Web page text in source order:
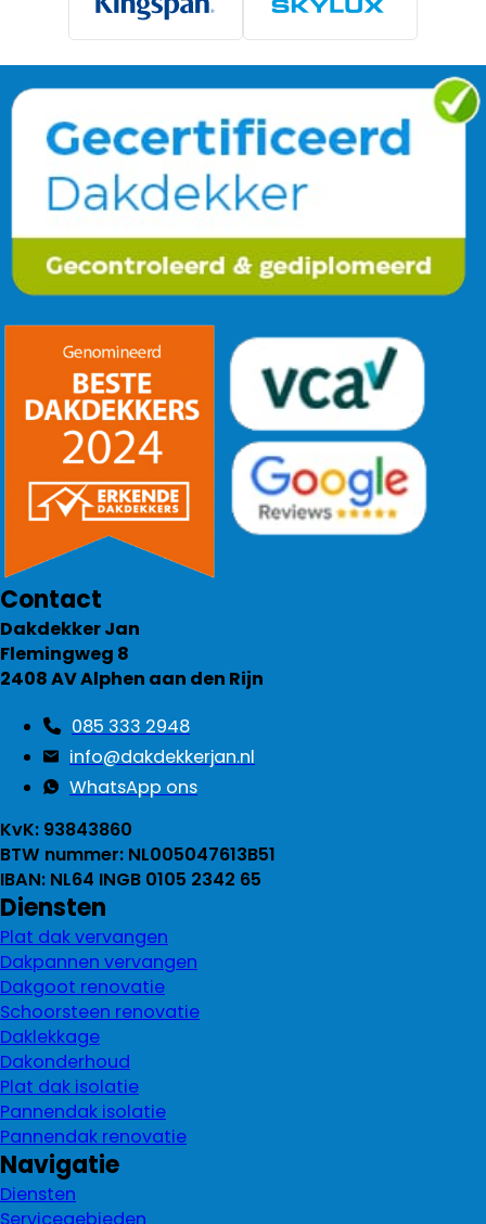
Contact
Dakdekker Jan
Flemingweg 8
2408 AV Alphen aan den Rijn
085 333 2948
info@dakdekkerjan.nl
WhatsApp ons
KvK: 93843860
BTW nummer: NL005047613B51
IBAN: NL64 INGB 0105 2342 65
Diensten
Plat dak vervangen
Dakpannen vervangen
Dakgoot renovatie
Schoorsteen renovatie
Daklekkage
Dakonderhoud
Plat dak isolatie
Pannendak isolatie
Pannendak renovatie
Navigatie
Diensten